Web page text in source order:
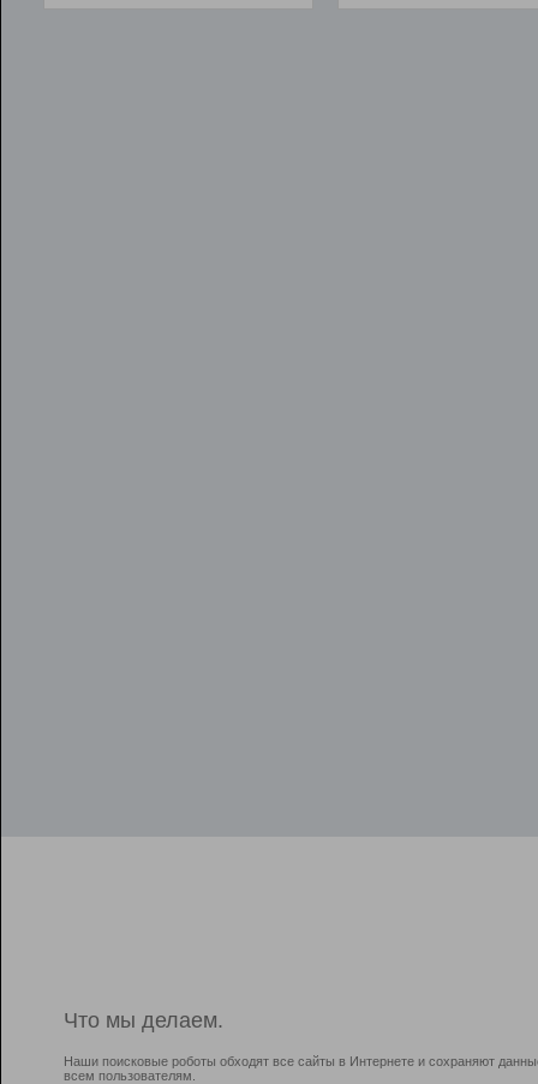
Что мы делаем.
Наши поисковые роботы обходят все сайты в Интернете и сохраняют
всем пользователям.